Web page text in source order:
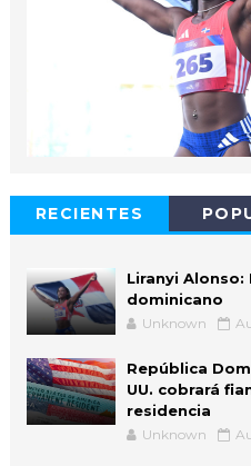
RECIENTES
Liranyi
dominicano
Unknown
República
UU. cobrará
residencia
Unknown